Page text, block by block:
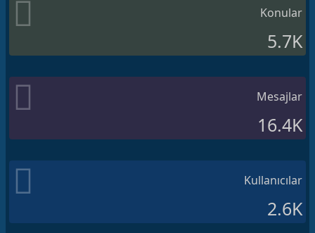
Konular
5.7K
Mesajlar
16.4K
Kullanıcılar
2.6K